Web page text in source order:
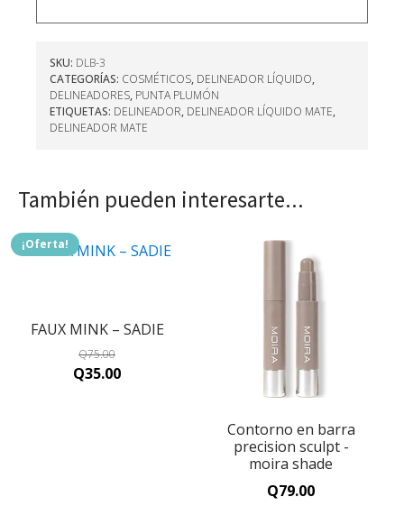
SKU: DLB-3
CATEGORÍAS: COSMÉTICOS, DELINEADOR LÍQUIDO,
DELINEADORES, PUNTA PLUMÓN
ETIQUETAS: DELINEADOR, DELINEADOR LÍQUIDO MATE,
DELINEADOR MATE
También pueden interesarte...
¡Oferta!
FAUX MINK – SADIE
Q75.00
Original
Q35.00Current
Contorno en barra
precision sculpt -
moira shade
Q79.00